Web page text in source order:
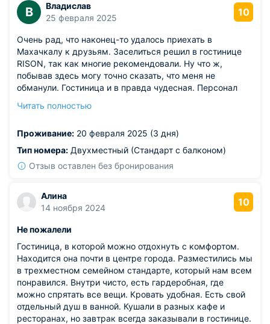
В
Владислав
25 февраля 2025
10
Очень рад, что наконец-то удалось приехать в
Махачкалу к друзьям. Заселиться решил в гостинице
RISON, так как многие рекомендовали. Ну что ж,
побывав здесь могу точно сказать, что меня не
обманули. Гостиница и в правда чудесная. Персонал
комфортабельный! Всё классно! Рекомендую!!!
Читать полностью
Проживание: 20 февраля 2025 (3 дня)
Тип номера: Двухместный (Стандарт с балконом)
Отзыв оставлен без бронирования
Алина
14 ноября 2024
10
Не пожалели
Гостиница, в которой можно отдохнуть с комфортом.
Находится она почти в центре города. Разместились мы
в трехместном семейном стандарте, который нам всем
понравился. Внутри чисто, есть гардеробная, где
можно спрятать все вещи. Кровать удобная. Есть свой
отдельный душ в ванной. Кушали в разных кафе и
ресторанах, но завтрак всегда заказывали в гостинице.